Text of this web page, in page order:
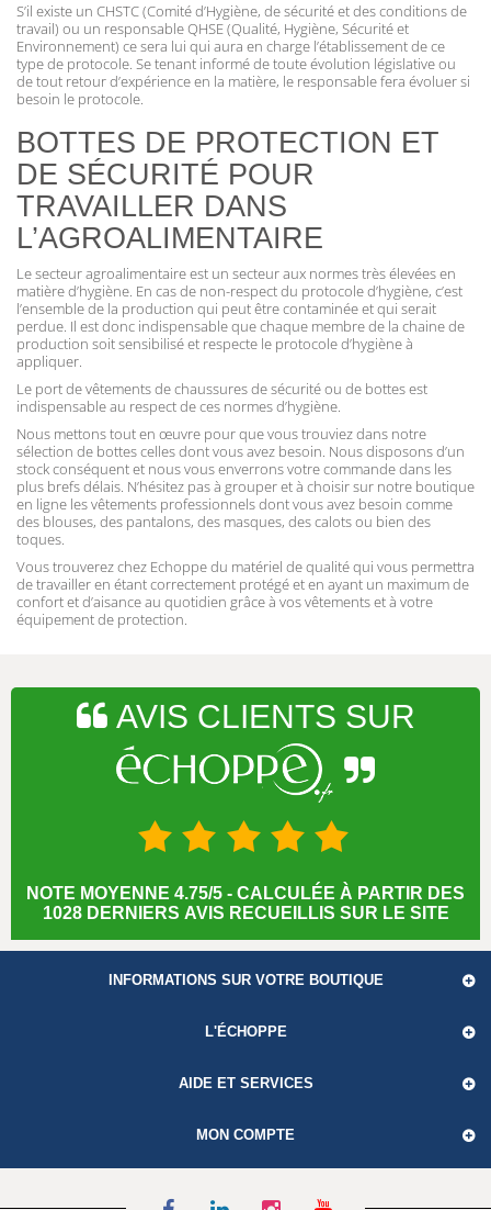
S’il existe un CHSTC (Comité d’Hygiène, de sécurité et des conditions de
travail) ou un responsable QHSE (Qualité, Hygiène, Sécurité et
Environnement) ce sera lui qui aura en charge l’établissement de ce
type de protocole. Se tenant informé de toute évolution législative ou
de tout retour d’expérience en la matière, le responsable fera évoluer si
besoin le protocole.
BOTTES DE PROTECTION ET
DE SÉCURITÉ POUR
TRAVAILLER DANS
L’AGROALIMENTAIRE
Le secteur agroalimentaire est un secteur aux normes très élevées en
matière d’hygiène. En cas de non-respect du protocole d’hygiène, c’est
l’ensemble de la production qui peut être contaminée et qui serait
perdue. Il est donc indispensable que chaque membre de la chaine de
production soit sensibilisé et respecte le protocole d’hygiène à
appliquer.
Le port de vêtements de chaussures de sécurité ou de bottes est
indispensable au respect de ces normes d’hygiène.
Nous mettons tout en œuvre pour que vous trouviez dans notre
sélection de bottes celles dont vous avez besoin. Nous disposons d’un
stock conséquent et nous vous enverrons votre commande dans les
plus brefs délais. N’hésitez pas à grouper et à choisir sur notre boutique
en ligne les vêtements professionnels dont vous avez besoin comme
des blouses, des pantalons, des masques, des calots ou bien des
toques.
Vous trouverez chez Echoppe du matériel de qualité qui vous permettra
de travailler en étant correctement protégé et en ayant un maximum de
confort et d’aisance au quotidien grâce à vos vêtements et à votre
équipement de protection.
NOTE MOYENNE 4.75/5 - CALCULÉE À PARTIR DES
1028 DERNIERS AVIS RECUEILLIS SUR LE SITE
INFORMATIONS SUR VOTRE BOUTIQUE
L'ÉCHOPPE
AIDE ET SERVICES
MON COMPTE